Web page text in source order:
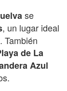
se
, un lugar ideal
También
de La
Azul